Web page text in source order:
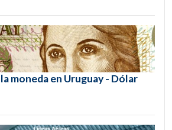
moneda en Uruguay - Dólar